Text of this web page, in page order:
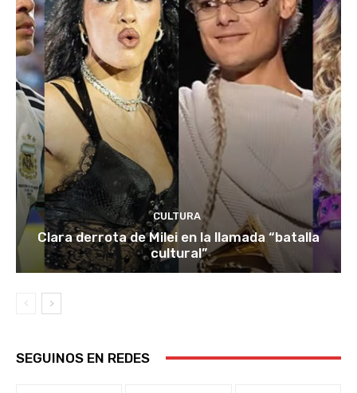
CULTURA
Clara derrota de Milei en la llamada “batalla
cultural”
SEGUINOS EN REDES